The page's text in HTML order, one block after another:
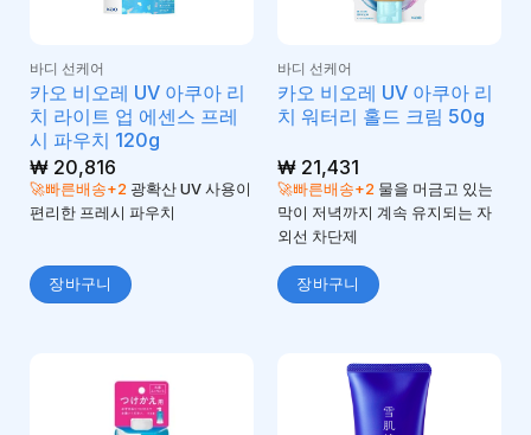
바디 선케어
카오 비오레 UV 아쿠아 리
치 라이트 업 에센스 프레
시 파우치 120g
₩20,816
🚀빠른배송+2 광확산 UV 사용이
편리한 프레시 파우치
장바구니
바디 선케어
카오 비오레 UV 아쿠아 리
치 워터리 홀드 크림 50g
₩21,431
🚀빠른배송+2 물을 머금고 있는
막이 저녁까지 계속 유지되는 자
외선 차단제
장바구니